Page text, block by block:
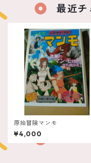
最近チ
原始冒険マンモ
¥4,000